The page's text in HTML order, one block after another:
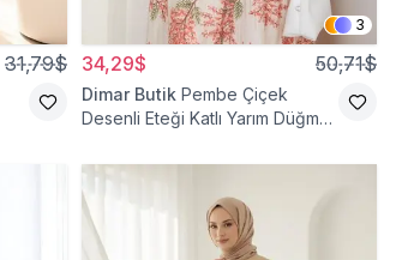
31,79$
3
34,29$ 50,71$
Dimar Butik Pembe Çiçek
Desenli Eteği Katlı Yarım Düğmeli